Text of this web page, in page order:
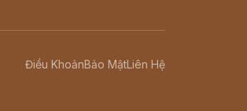
Điều KhoảnBảo MậtLiên Hệ